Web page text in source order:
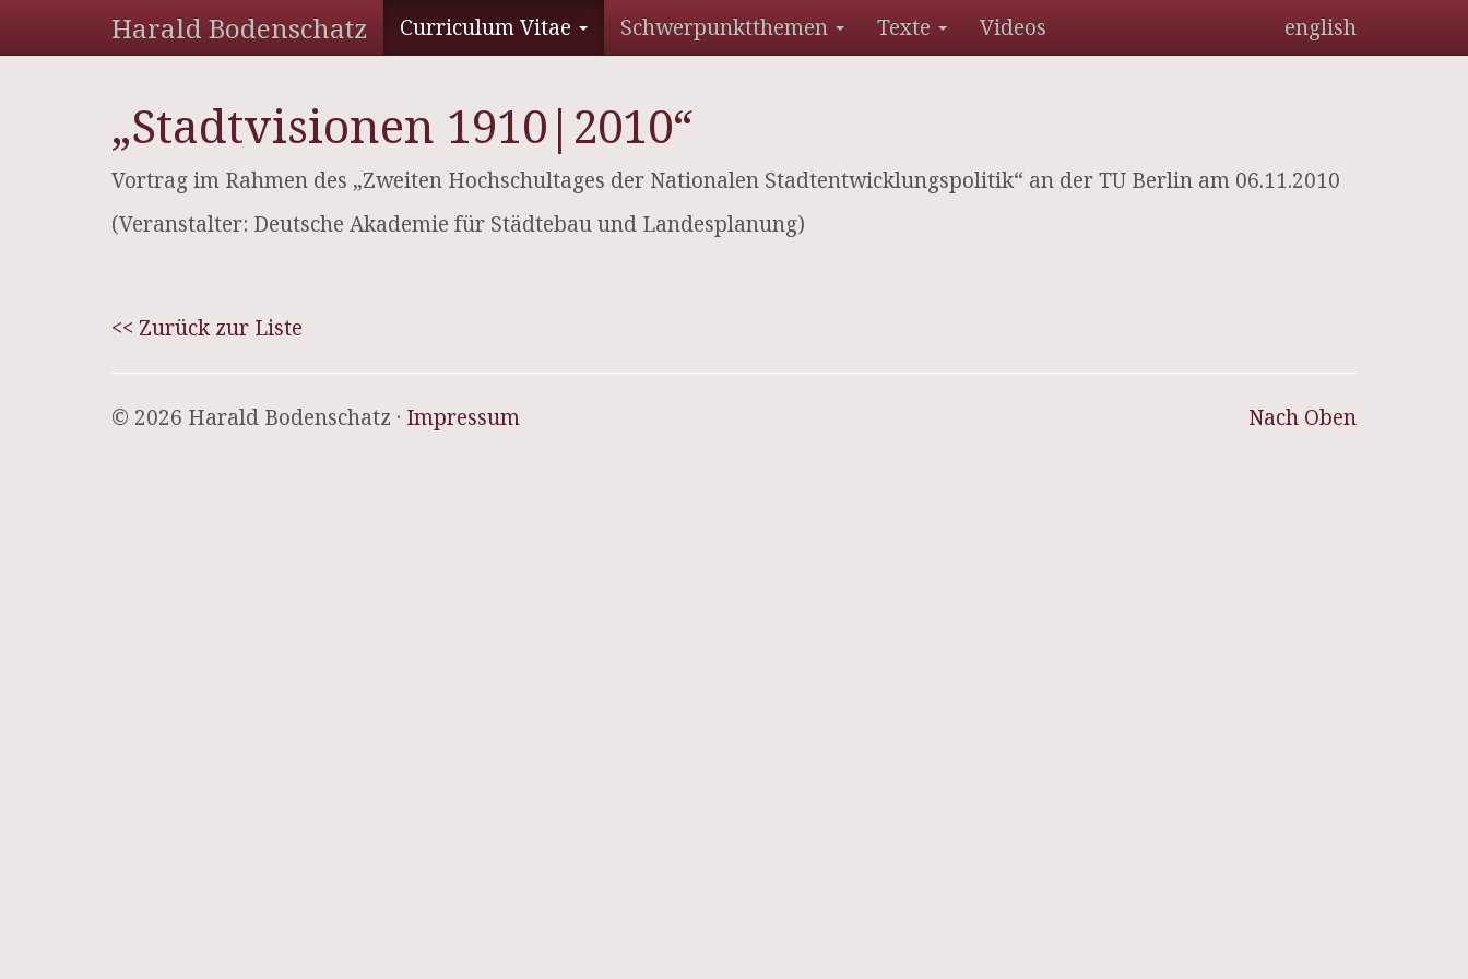
Harald Bodenschatz Curriculum Vitae Schwerpunktthemen Texte Videos english
„Stadtvisionen 1910|2010“
Vortrag im Rahmen des „Zweiten Hochschultages der Nationalen Stadtentwicklungspolitik“ an der TU Berlin am 06.11.2010
(Veranstalter: Deutsche Akademie für Städtebau und Landesplanung)
<< Zurück zur Liste
Nach Oben
© 2026 Harald Bodenschatz · Impressum